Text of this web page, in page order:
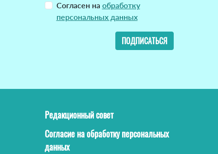
Согласен на обработку
персональных данных
ПОДПИСАТЬСЯ
Редакционный совет
Согласие на обработку персональных
данных